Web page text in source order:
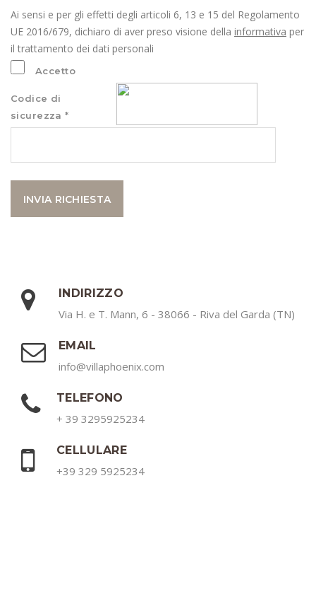
Ai sensi e per gli effetti degli articoli 6, 13 e 15 del Regolamento
UE 2016/679, dichiaro di aver preso visione della informativa per
il trattamento dei dati personali
Accetto
Codice di
sicurezza *
INDIRIZZO
Via H. e T. Mann, 6 - 38066 - Riva del Garda (TN)
EMAIL
info@villaphoenix.com
TELEFONO
+ 39 3295925234
CELLULARE
+39 329 5925234